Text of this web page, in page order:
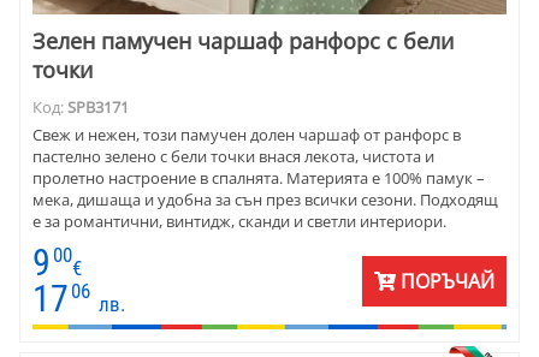
Зелен памучен чаршаф ранфорс с бели
точки
Код:SPB3171
Свеж и нежен, този памучен долен чаршаф от ранфорс в
пастелно зелено с бели точки внася лекота, чистота и
пролетно настроение в спалнята. Материята е 100% памук –
мека, дишаща и удобна за сън през всички сезони. Подходящ
е за романтични, винтидж, сканди и светли интериори.
9 00
€
17 06
лв.
ПОРЪЧАЙ